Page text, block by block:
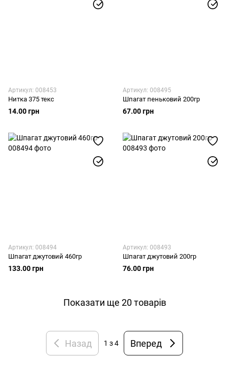
Артикул: 008453
Нитка 375 текс
14.00 грн
Артикул: 008495
Шпагат пеньковий 200гр
67.00 грн
Артикул: 008494
Шпагат джутовий 460гр
133.00 грн
Артикул: 008493
Шпагат джутовий 200гр
76.00 грн
Показати ще 20 товарів
Назад 1 з 4 Вперед